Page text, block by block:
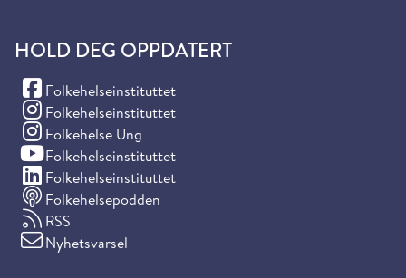
HOLD DEG OPPDATERT
Folkehelseinstituttet
(Facebook)
Folkehelseinstituttet
(Instagram)
Folkehelse Ung
(Instagram)
Folkehelseinstituttet
(YouTube)
Folkehelseinstituttet
(LinkedIn)
Folkehelsepodden
RSS
Nyhetsvarsel